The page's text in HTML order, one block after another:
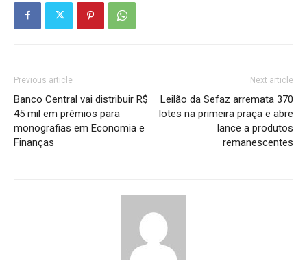
Previous article
Banco Central vai distribuir R$
45 mil em prêmios para
monografias em Economia e
Finanças
Next article
Leilão da Sefaz arremata 370
lotes na primeira praça e abre
lance a produtos
remanescentes